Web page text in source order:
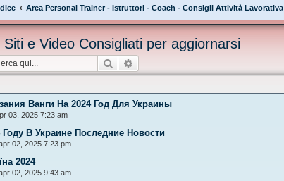
Area Personal Trainer - Istruttori - Coach - Consigli Attività Lavorativa
e Video Consigliati per aggiornarsi
Cerca
Ванги На 2024 Год Для Украины
03, 2025 7:23 am
В Украине Последние Новости
02, 2025 7:23 pm
2024
02, 2025 9:43 am